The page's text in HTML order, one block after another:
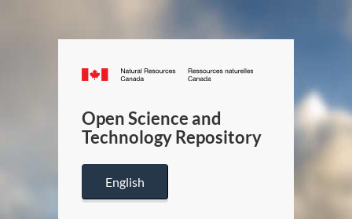
Canada.ca
/
Canada
Open Science and
Technology Repository
English